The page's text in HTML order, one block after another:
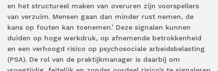
en het structureel maken van overuren zijn voorspellers
van verzuim. Mensen gaan dan minder rust nemen, de
kans op fouten kan toenemen.’ Deze signalen kunnen
duiden op hoge werkdruk, op afnemende betrokkenheid
en een verhoogd risico op psychosociale arbeidsbelasting
(PSA). De rol van de praktijkmanager is daarbij om